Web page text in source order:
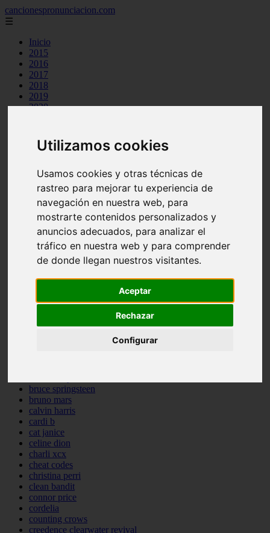
Utilizamos cookies
Usamos cookies y otras técnicas de
rastreo para mejorar tu experiencia de
navegación en nuestra web, para
mostrarte contenidos personalizados y
anuncios adecuados, para analizar el
tráfico en nuestra web y para comprender
de donde llegan nuestros visitantes.
Aceptar
Rechazar
Configurar
cancionespronunciacion.com
☰
Inicio
2015
2016
2017
2018
2019
2020
a great big world
ac dc
aimee carty
amy winehouse
anne marie
aretha franklin
ariana grande
ashe
atb
ava max
backstreet boys
bebe rexha
benson boone
bruce springsteen
bruno mars
calvin harris
cardi b
cat janice
celine dion
charli xcx
cheat codes
christina perri
clean bandit
connor price
cordelia
counting crows
creedence clearwater revival